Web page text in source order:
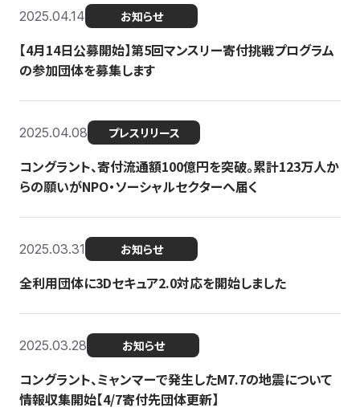
2025.04.14 お知らせ
【4月14日公募開始】第5回マンスリー寄付挑戦プログラム
の参加団体を募集します
2025.04.08 プレスリリース
コングラント、寄付流通額100億円を突破。累計123万人か
らの願いがNPO・ソーシャルセクターへ届く
2025.03.31 お知らせ
全利用団体に3Dセキュア2.0対応を開始しました
2025.03.28 お知らせ
コングラント、ミャンマーで発生したM7.7の地震について
情報収集開始【4/7寄付先団体更新】